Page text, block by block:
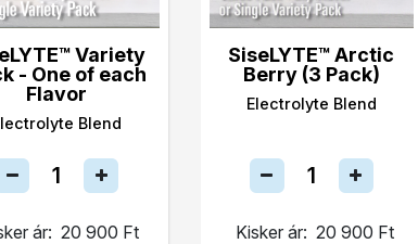
Variety
- One of each
Flavor
Blend
ár: 20 900 Ft
SiseLYTE™ Arctic
Berry (3 Pack)
Electrolyte Blend
Kisker ár: 20 900 Ft